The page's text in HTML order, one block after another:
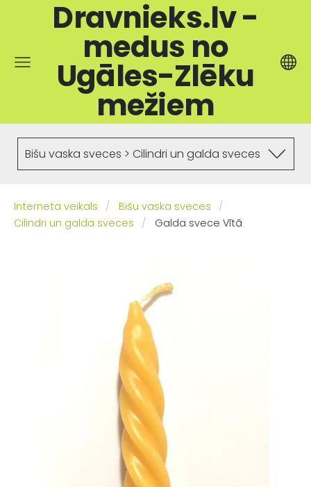
Dravnieks.lv -
medus no
Ugāles-Zlēku
mežiem
Bišu vaska sveces > Cilindri un galda sveces
Interneta veikals
Bišu vaska sveces
Cilindri un galda sveces
Galda svece Vītā